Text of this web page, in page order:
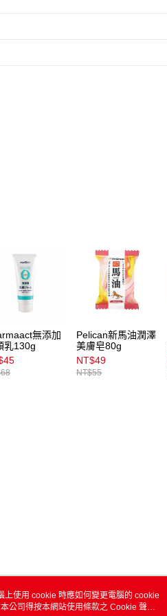
無添加
乳130g
Pelican新馬油潤澤
美膚皂80g
NT$49
NT$55
客服資訊
使用 cookie 時應如何變更電腦的 cookie
公司得按本網站使用條款之 Cookie 聲明